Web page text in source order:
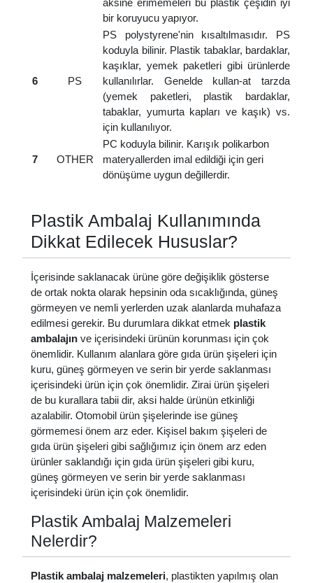
aksine erimemeleri bu plastik çeşidin iyi
bir koruyucu yapıyor.
6 PS
PS polystyrene'nin kısaltılmasıdır. PS
koduyla bilinir. Plastik tabaklar, bardaklar,
kaşıklar, yemek paketleri gibi ürünlerde
kullanılırlar. Genelde kullan-at tarzda
(yemek paketleri, plastik bardaklar,
tabaklar, yumurta kapları ve kaşık) vs.
için kullanılıyor.
7 OTHER
PC koduyla bilinir. Karışık polikarbon
materyallerden imal edildiği için geri
dönüşüme uygun değillerdir.
Plastik Ambalaj Kullanımında
Dikkat Edilecek Hususlar?
İçerisinde saklanacak ürüne göre değişiklik gösterse
de ortak nokta olarak hepsinin oda sıcaklığında, güneş
görmeyen ve nemli yerlerden uzak alanlarda muhafaza
edilmesi gerekir. Bu durumlara dikkat etmek plastik
ambalajın ve içerisindeki ürünün korunması için çok
önemlidir. Kullanım alanlara göre gıda ürün şişeleri için
kuru, güneş görmeyen ve serin bir yerde saklanması
içerisindeki ürün için çok önemlidir. Zirai ürün şişeleri
de bu kurallara tabii dir, aksi halde ürünün etkinliği
azalabilir. Otomobil ürün şişelerinde ise güneş
görmemesi önem arz eder. Kişisel bakım şişeleri de
gıda ürün şişeleri gibi sağlığımız için önem arz eden
ürünler saklandığı için gıda ürün şişeleri gibi kuru,
güneş görmeyen ve serin bir yerde saklanması
içerisindeki ürün için çok önemlidir.
Plastik Ambalaj Malzemeleri
Nelerdir?
Plastik ambalaj malzemeleri, plastikten yapılmış olan